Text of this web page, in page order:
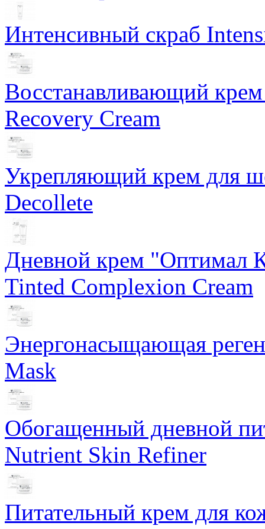
Интенсивный скраб
Восстанавливающий
Recovery Cream
Укрепляющий крем для
Decollete
Дневной крем "Оптимал
Tinted Complexion Cream
Энергонасыщающая
Mask
Обогащенный дневной
Nutrient Skin Refiner
Питательный крем для